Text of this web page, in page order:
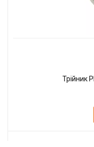
Трійник